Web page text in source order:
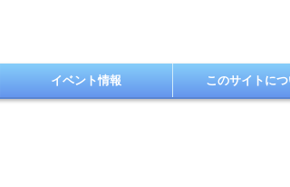
イベント情報 このサイトに